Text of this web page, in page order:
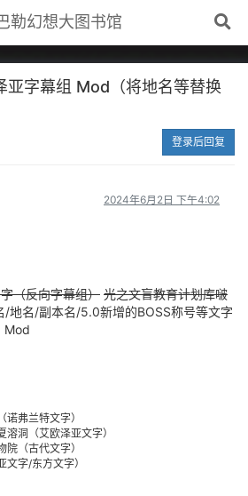
勒幻想大图书馆
字幕组 Mod（将地名等替换
登录后回复
2024年6月2日 下午4:02
（反向字幕组） 光之文盲教育计划库啵
/地名/副本名/5.0新增的BOSS称号等文字
Mod
弗兰特文字）
溶洞（艾欧泽亚文字）
（古代文字）
文字/东方文字）